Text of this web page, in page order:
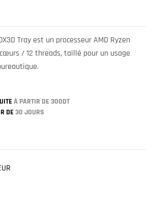
Tray est un processeur AMD Ryzen
/ 12 threads, taillé pour un usage
À PARTIR DE 300DT
DE 30 JOURS